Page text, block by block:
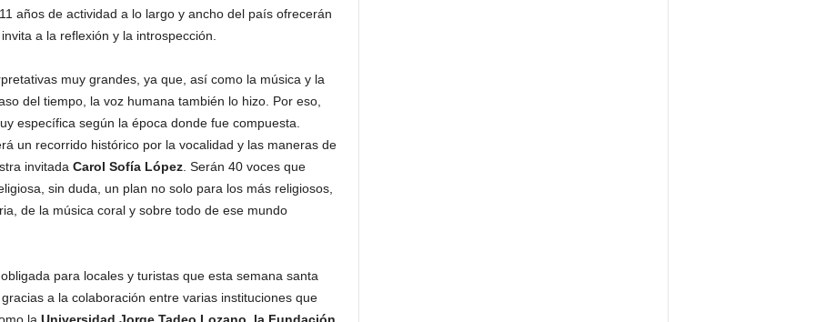
años de actividad a lo largo y ancho del país ofrecerán
a la reflexión y la introspección.
muy grandes, ya que, así como la música y la
del tiempo, la voz humana también lo hizo. Por eso,
específica según la época donde fue compuesta.
un recorrido histórico por la vocalidad y las maneras de
invitada Carol Sofía López. Serán 40 voces que
sin duda, un plan no solo para los más religiosos,
de la música coral y sobre todo de ese mundo
para locales y turistas que esta semana santa
a la colaboración entre varias instituciones que